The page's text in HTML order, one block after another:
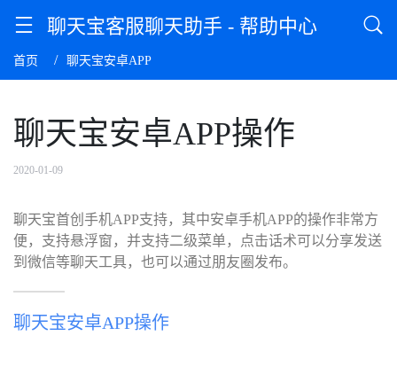
聊天宝客服聊天助手 - 帮助中心
首页 聊天宝安卓APP
聊天宝安卓APP操作
2020-01-09
聊天宝首创手机APP支持，其中安卓手机APP的操作非常方
便，支持悬浮窗，并支持二级菜单，点击话术可以分享发送
到微信等聊天工具，也可以通过朋友圈发布。
聊天宝安卓APP操作